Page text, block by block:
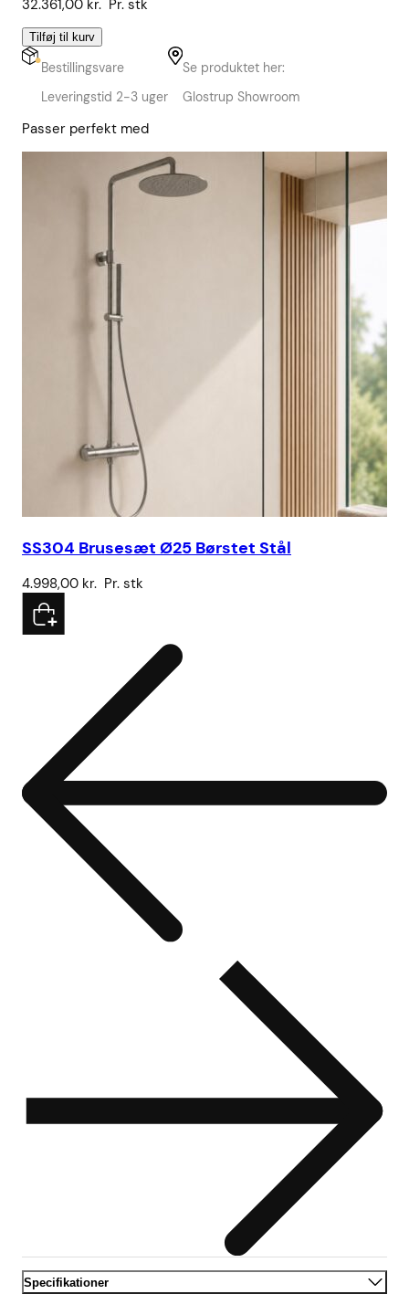
32.361,00 kr. Pr. stk
Tilføj til kurv
Bestillingsvare
Leveringstid 2-3 uger
Se produktet her:
Glostrup Showroom
Passer perfekt med
SS304 Brusesæt Ø25 Børstet Stål
4.998,00 kr. Pr. stk
Specifikationer